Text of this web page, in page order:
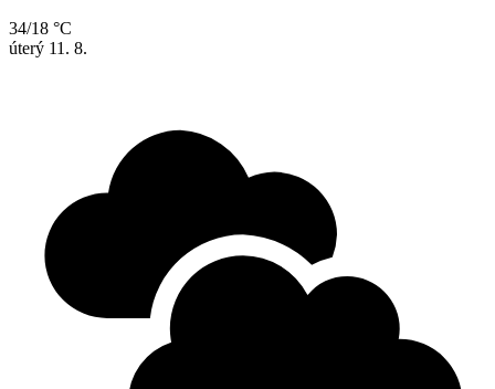
34/18 °C
úterý 11. 8.